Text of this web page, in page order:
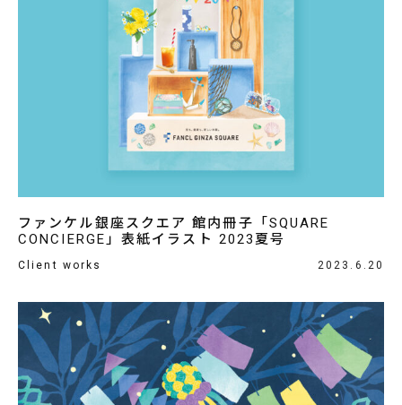
ファンケル銀座スクエア 館内冊子「SQUARE
CONCIERGE」表紙イラスト 2023夏号
Client works 2023.6.20